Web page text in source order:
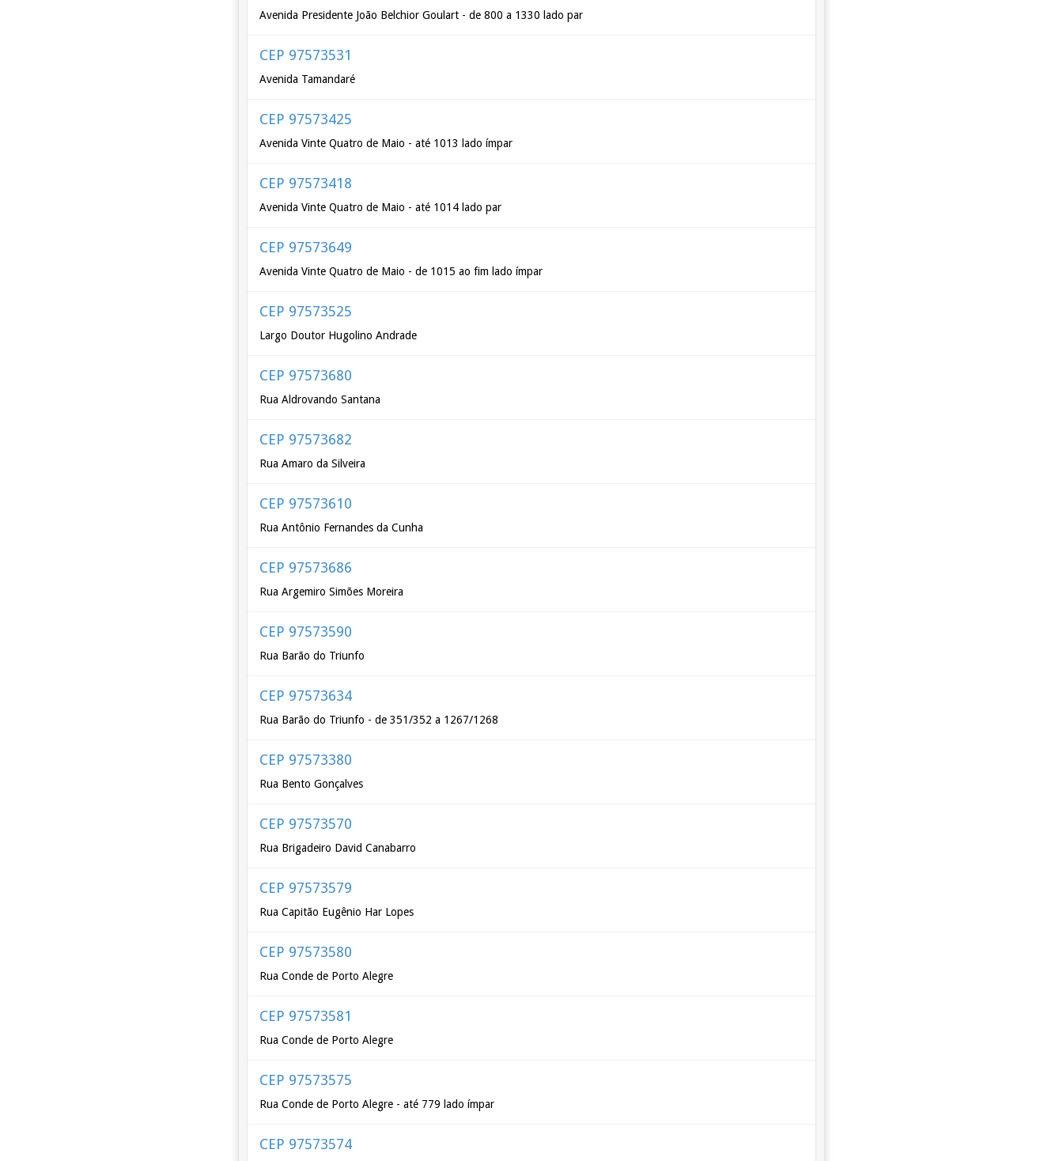
Avenida Presidente João Belchior Goulart - de 800 a 1330 lado par
CEP 97573531
Avenida Tamandaré
CEP 97573425
Avenida Vinte Quatro de Maio - até 1013 lado ímpar
CEP 97573418
Avenida Vinte Quatro de Maio - até 1014 lado par
CEP 97573649
Avenida Vinte Quatro de Maio - de 1015 ao fim lado ímpar
CEP 97573525
Largo Doutor Hugolino Andrade
CEP 97573680
Rua Aldrovando Santana
CEP 97573682
Rua Amaro da Silveira
CEP 97573610
Rua Antônio Fernandes da Cunha
CEP 97573686
Rua Argemiro Simões Moreira
CEP 97573590
Rua Barão do Triunfo
CEP 97573634
Rua Barão do Triunfo - de 351/352 a 1267/1268
CEP 97573380
Rua Bento Gonçalves
CEP 97573570
Rua Brigadeiro David Canabarro
CEP 97573579
Rua Capitão Eugênio Har Lopes
CEP 97573580
Rua Conde de Porto Alegre
CEP 97573581
Rua Conde de Porto Alegre
CEP 97573575
Rua Conde de Porto Alegre - até 779 lado ímpar
CEP 97573574